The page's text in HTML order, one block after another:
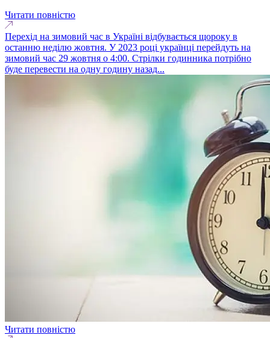
Читати повністю
Перехід на зимовий час в Україні відбувається щороку в
останню неділю жовтня. У 2023 році українці перейдуть на
зимовий час 29 жовтня о 4:00. Стрілки годинника потрібно
буде перевести на одну годину назад...
Читати повністю